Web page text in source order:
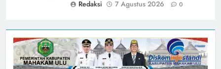
Redaksi
7 Agustus 2026 0